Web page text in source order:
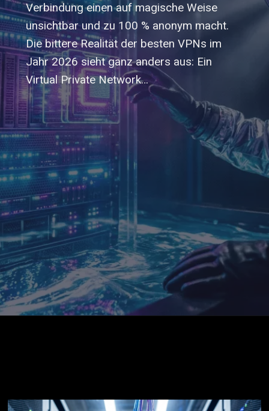
Verbindung einen auf magische Weise
unsichtbar und zu 100 % anonym macht.
Die bittere Realität der besten VPNs im
Jahr 2026 sieht ganz anders aus: Ein
Virtual Private Network…